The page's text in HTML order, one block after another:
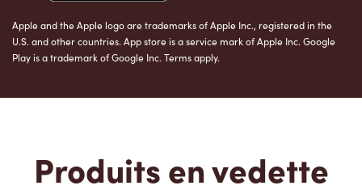
Apple and the Apple logo are trademarks of Apple Inc., registered in the
U.S. and other countries. App store is a service mark of Apple Inc. Google
Play is a trademark of Google Inc. Terms apply.
Produits en vedette